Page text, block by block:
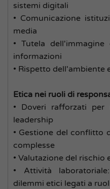
sistemi digitali
• Comunicazione
media
• Tutela
informazioni
• Rispetto dell'ambiente
Etica nei ruoli di
• Doveri rafforzati
leadership
• Gestione del conflitto
complesse
• Valutazione del
• Attività
dilemmi etici legati a